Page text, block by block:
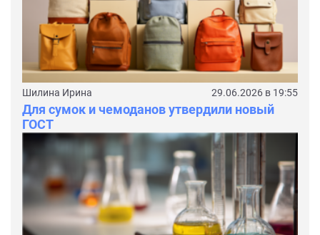
Шилина Ирина 29.06.2026 в 19:55
Для сумок и чемоданов утвердили новый
ГОСТ